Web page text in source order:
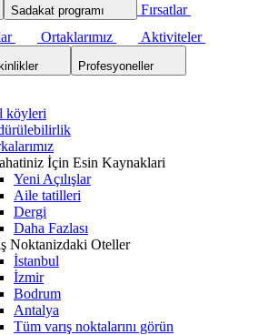
Sadakat programı
Fırsatlar
Ortaklarımız Aktiviteler
Profesyoneller
köyleri
İçin Esin Kaynaklari
Yeni Açılışlar
Aile tatilleri
Dergi
Daha Fazlası
Noktanizdaki Oteller
İstanbul
İzmir
Bodrum
Antalya
Tüm varış noktalarını görün